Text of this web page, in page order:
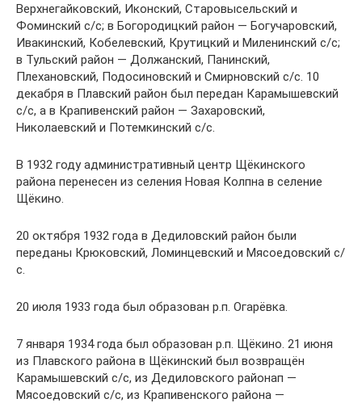
Верхнегайковский, Иконский, Старовысельский и
Фоминский с/с; в Богородицкий район — Богучаровский,
Ивакинский, Кобелевский, Крутицкий и Миленинский с/с;
в Тульский район — Должанский, Панинский,
Плехановский, Подосиновский и Смирновский с/с. 10
декабря в Плавский район был передан Карамышевский
с/с, а в Крапивенский район — Захаровский,
Николаевский и Потемкинский с/с.
В 1932 году административный центр Щёкинского
района перенесен из селения Новая Колпна в селение
Щёкино.
20 октября 1932 года в Дедиловский район были
переданы Крюковский, Ломинцевский и Мясоедовский с/
с.
20 июля 1933 года был образован р.п. Огарёвка.
7 января 1934 года был образован р.п. Щёкино. 21 июня
из Плавского района в Щёкинский был возвращён
Карамышевский с/с, из Дедиловского районап —
Мясоедовский с/с, из Крапивенского района —